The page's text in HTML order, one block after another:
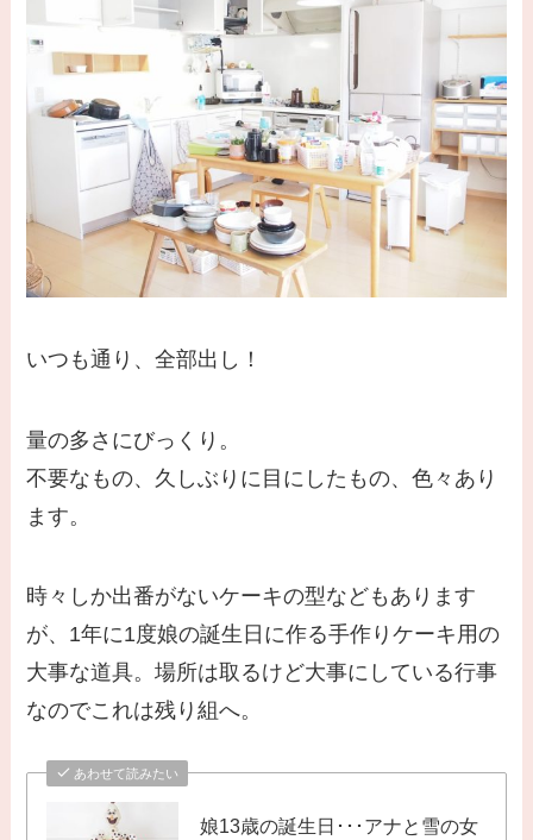
いつも通り、全部出し！
量の多さにびっくり。
不要なもの、久しぶりに目にしたもの、色々あり
ます。
時々しか出番がないケーキの型などもあります
が、1年に1度娘の誕生日に作る手作りケーキ用の
大事な道具。場所は取るけど大事にしている行事
なのでこれは残り組へ。
あわせて読みたい
娘13歳の誕生日･･･アナと雪の女